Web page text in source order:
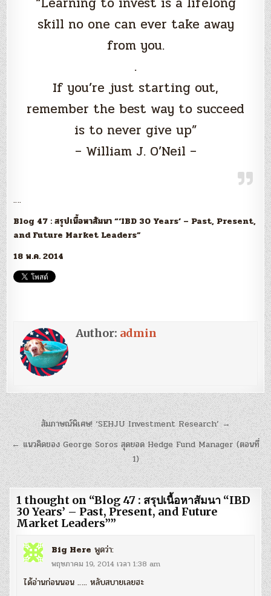
skill no one can ever take away
from you.
.
If you’re just starting out,
remember the best way to succeed
is to never give up”
– William J. O’Neil –
….
Blog 47 : สรุปเนื้อหาสัมนา “‘IBD 30 Years’ – Past, Present,
and Future Market Leaders”
18 พ.ค. 2014
Author: admin
แนะแนว
เรื่อง
สัมภาษณ์พิเศษ! ‘SEHJU Investment Research’ →
← แนวคิดของ George Soros สุดยอด Hedge Fund Manager (ตอนที่
1)
1 thought on “Blog 47 : สรุปเนื้อหาสัมนา “IBD
30 Years’ – Past, Present, and Future
Market Leaders””
Big Here พูดว่า:
พฤษภาคม 19, 2014 เวลา 1:38 am
ได้อ่านก่อนนอน ….. หลับสบายเลยฮะ